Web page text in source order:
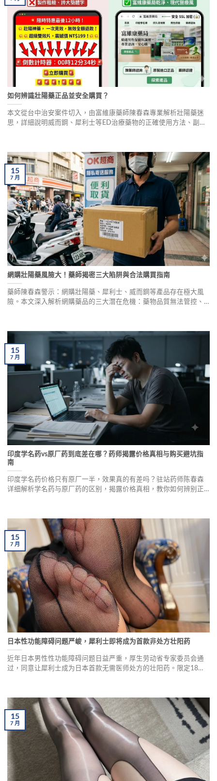
如何辨識壯陽藥正品並安全購買？
本文從台中治安案件切入，由富維康藥師陳春森專業解析壯陽藥迷
思，詳細說明威而鋼、犀利士等ED治療藥物的正確使用方法、副作
網購壯陽藥風險大！藥師揭密三大陷阱與合法購買指南
藥師陳春森警示：網購壯陽藥、犀利士、威而鋼等產品存在極大風
險。本文深入解析網購藥品的三大潛在危機：藥物品質無法管控、
15
7月
印度学名药vs原厂药到底差在哪？药师揭露价格真相与购买避坑指
南
印度学名药价格只有原厂一半，效果真的有差吗？驻站药师陈春森
详细解析学名药与原厂药的区别，揭露价格真相，教你如何辨别正
15
7月
日本性功能障碍问题严峻，犀利士即将成为首款非处方壮阳药
近年日本男性性功能障碍问题日益严重，厚生劳动省专家委员会通
过，同意让犀利士成为日本首款无需医师处方的壮阳药。限定18岁
15
7月
15
7月